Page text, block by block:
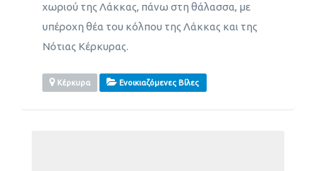
χωριού της Λάκκας, πάνω στη θάλασσα, με
υπέροχη θέα του κόλπου της Λάκκας και της
Νότιας Κέρκυρας.
Κέρκυρα Ενοικιαζόμενες Βίλες